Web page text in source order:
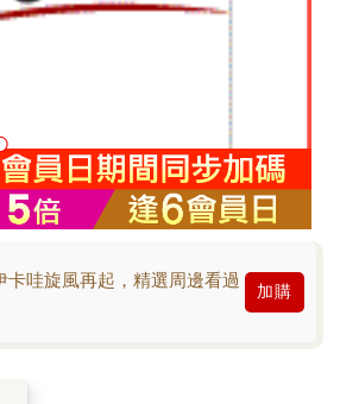
哇旋風再起，精選周邊看過
加購